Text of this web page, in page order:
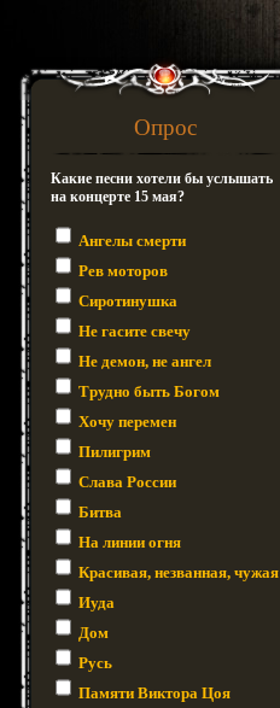
Опрос
Какие песни хотели бы услышать
на концерте 15 мая?
Ангелы смерти
Рев моторов
Сиротинушка
Не гасите свечу
Не демон, не ангел
Трудно быть Богом
Хочу перемен
Пилигрим
Слава России
Битва
На линии огня
Красивая, незванная, чужая
Иуда
Дом
Русь
Памяти Виктора Цоя